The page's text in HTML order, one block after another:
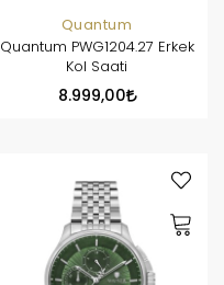
Quantum
Quantum PWG1204.27 Erkek
Kol Saati
8.999,00